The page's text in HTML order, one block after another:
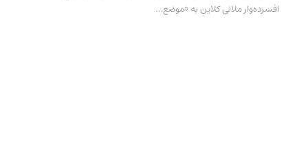
افسرده‌وار ملانی کلاین به «موضع…